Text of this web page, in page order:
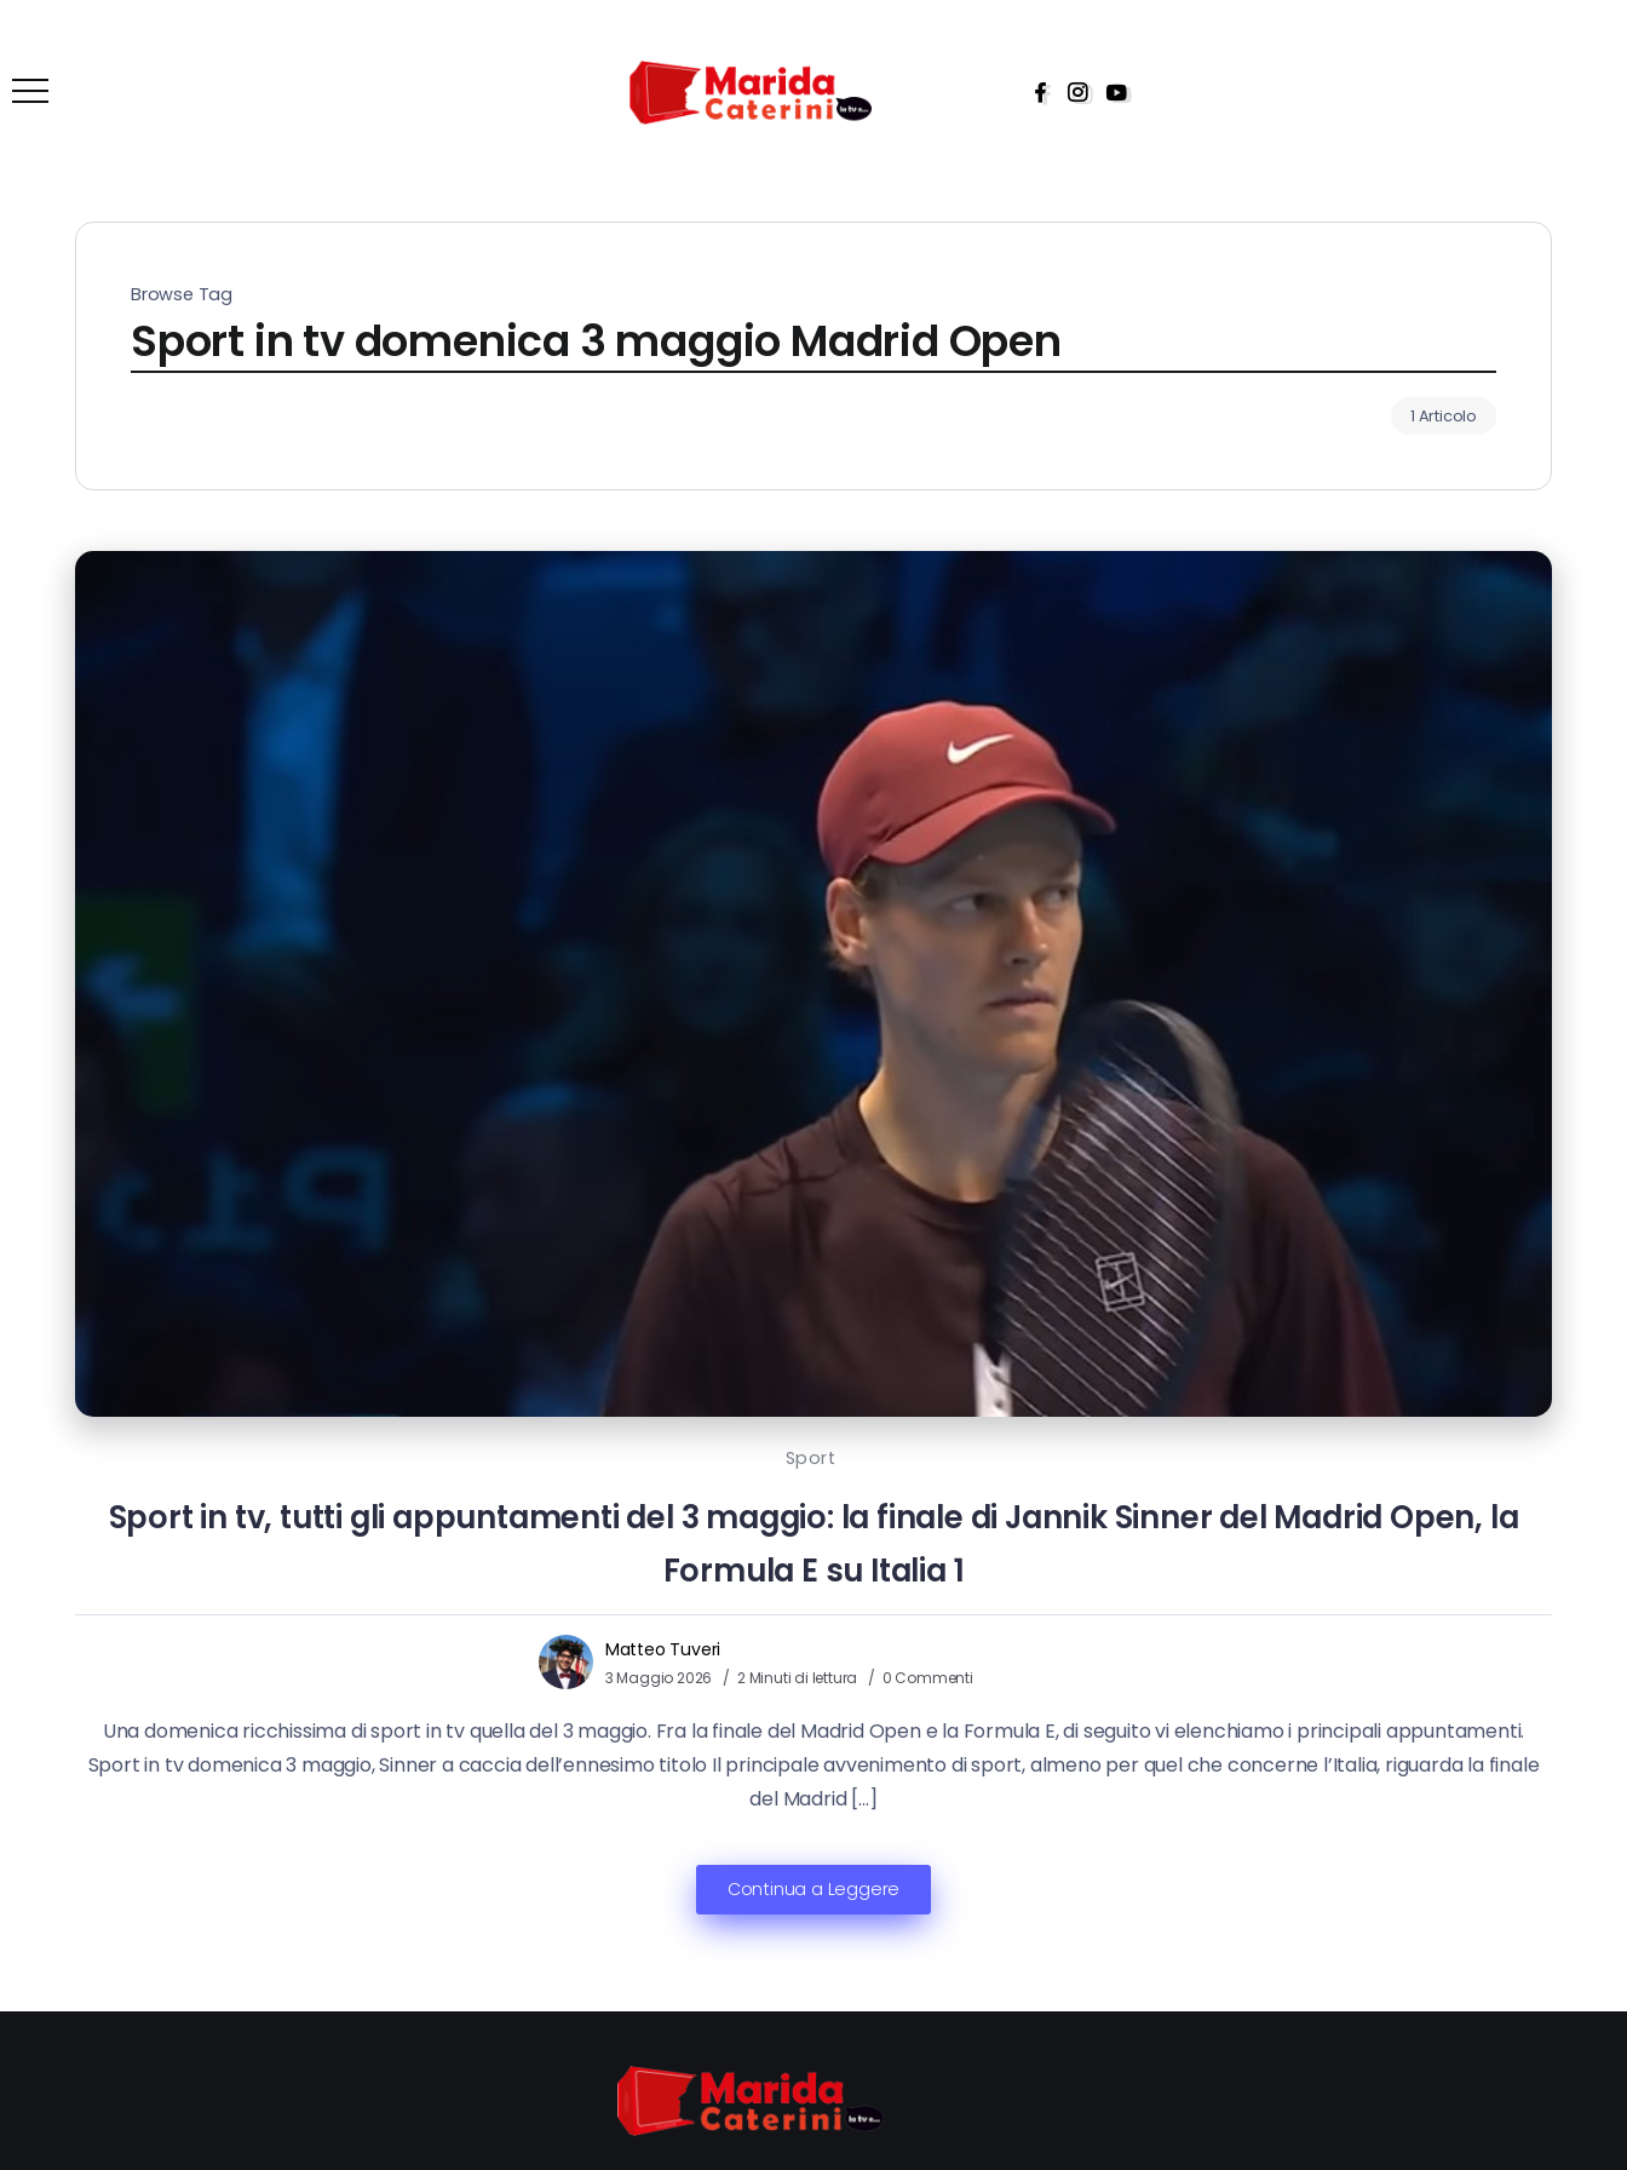
Browse Tag
Sport in tv domenica 3 maggio Madrid Open
1 Articolo
Sport
Sport in tv, tutti gli appuntamenti del 3 maggio: la finale di Jannik Sinner del Madrid Open, la
Formula E su Italia 1
Matteo Tuveri
3 Maggio 2026 2 Minuti di lettura 0 Commenti
Una domenica ricchissima di sport in tv quella del 3 maggio. Fra la finale del Madrid Open e la Formula E, di seguito vi elenchiamo i principali appuntamenti.
Sport in tv domenica 3 maggio, Sinner a caccia dell’ennesimo titolo Il principale avvenimento di sport, almeno per quel che concerne l’Italia, riguarda la finale
del Madrid […]
Continua a Leggere